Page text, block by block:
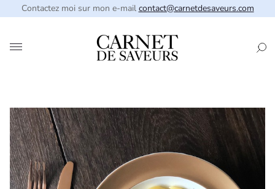
Contactez moi sur mon e-mail contact@carnetdesaveurs.com